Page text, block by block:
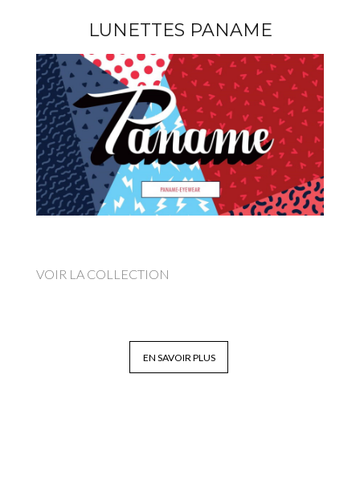
LUNETTES PANAME
VOIR LA COLLECTION
EN SAVOIR PLUS